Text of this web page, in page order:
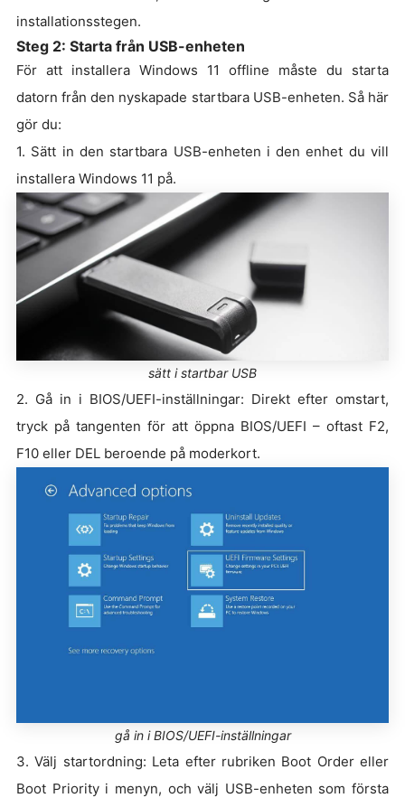
installationsstegen.
Steg 2: Starta från USB-enheten
För att installera Windows 11 offline måste du starta
datorn från den nyskapade startbara USB-enheten. Så här
gör du:
1. Sätt in den startbara USB-enheten i den enhet du vill
installera Windows 11 på.
sätt i startbar USB
2. Gå in i BIOS/UEFI-inställningar: Direkt efter omstart,
tryck på tangenten för att öppna BIOS/UEFI – oftast F2,
F10 eller DEL beroende på moderkort.
gå in i BIOS/UEFI-inställningar
3. Välj startordning: Leta efter rubriken Boot Order eller
Boot Priority i menyn, och välj USB-enheten som första